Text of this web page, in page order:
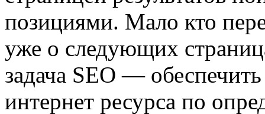
позициями. Мало кто
уже о следующих
задача SEO —
интернет ресурса по